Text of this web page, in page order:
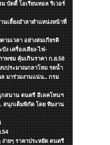
บัดดี้ โอเรียนทอล ริเวอร์
นเลี้ยงอำลาตำแหน่งหน้าที่
ามเวลา อย่างสมเกียรติ
ง เครื่องเสียง-ไฟ-
าพชม คุ้มเกินราคา ก.ย.58
บประมาณกลาโหม รดน้ำ
มาร่วมงานแน่น.. กรม
กสนาน ดนตรี อีเลคโทนฯ
สนุกเต็มพิกัด โดย ทีมงาน
ง่ายๆ ราคาประหยัด ดนตรี